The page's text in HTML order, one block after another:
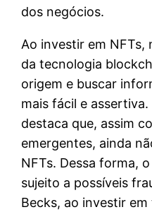
dos negócios.
Ao investir em
da tecnologia
origem e buscar
mais fácil e assertiva.
destaca que, assim
emergentes, ainda
NFTs. Dessa forma,
sujeito a possíveis
Becks, ao investir